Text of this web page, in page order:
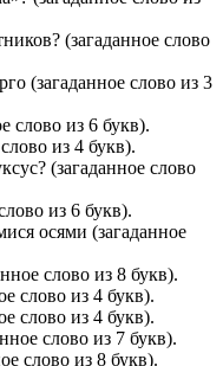
(загаданное слово
(загаданное слово из 3
слово из 6 букв).
из 4 букв).
(загаданное слово
из 6 букв).
осями (загаданное
слово из 8 букв).
слово из 4 букв).
слово из 4 букв).
слово из 7 букв).
слово из 8 букв).